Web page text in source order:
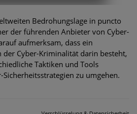
Bedrohungslage in puncto
der führenden Anbieter von Cyber-
aufmerksam, dass ein
Cyber-Kriminalität darin besteht,
Taktiken und Tools
Sicherheitsstrategien zu umgehen.